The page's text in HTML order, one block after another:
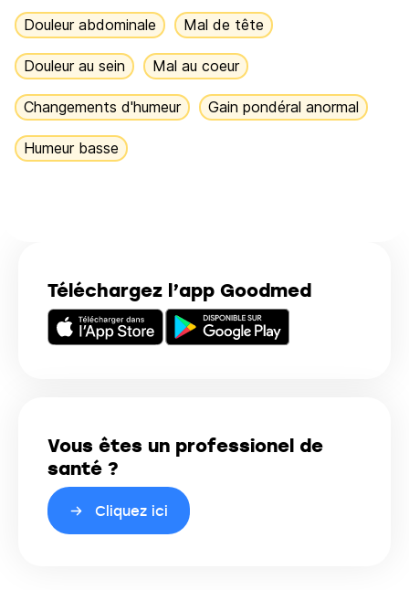
Téléchargez l’app Goodmed
Vous êtes un professionel de
santé ?
Cliquez ici
Douleur abdominale Mal de tête
Douleur au sein Mal au coeur
Changements d'humeur Gain pondéral anormal
Humeur basse